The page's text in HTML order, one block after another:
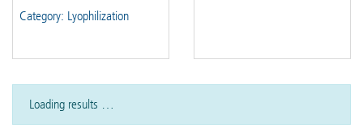
Category: Lyophilization
Loading results …